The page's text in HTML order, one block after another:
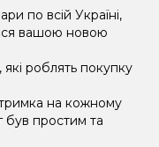
по всій Україні,
вашою новою
які роблять покупку
на кожному
був простим та